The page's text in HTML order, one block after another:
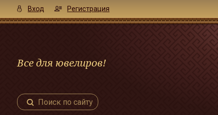
Вход Регистрация
Все для ювелиров!
Поиск по сайту